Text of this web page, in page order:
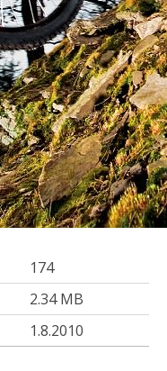
174
2.34 MB
1.8.2010